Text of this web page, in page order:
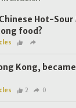
合，但不會出租
料予他人或非
提供更適合你
與改善我們的服
究調查。所得
用途。除非所作
Hot-Sour
food?
Kong,
2 0